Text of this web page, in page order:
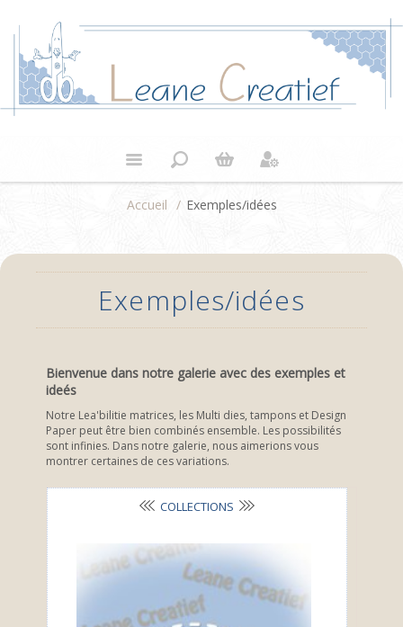
Accueil / Exemples/idées
Exemples/idées
Bienvenue dans notre galerie avec des exemples et
ideés
Notre Lea'bilitie matrices, les Multi dies, tampons et Design
Paper peut être bien combinés ensemble. Les possibilités
sont infinies. Dans notre galerie, nous aimerions vous
montrer certaines de ces variations.
COLLECTIONS